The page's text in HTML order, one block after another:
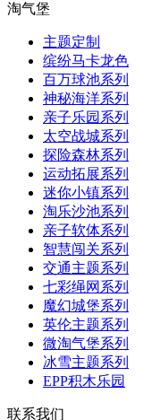
淘气堡
主题定制
缤纷马卡龙色
百万球池系列
神秘海洋系列
亲子乐园系列
太空战城系列
探险森林系列
运动拓展系列
迷你小镇系列
淘乐沙池系列
亲子软体系列
智慧闯关系列
交通主题系列
七彩绳网系列
魔幻城堡系列
英伦主题系列
微淘气堡系列
冰雪主题系列
EPP积木乐园
联系我们